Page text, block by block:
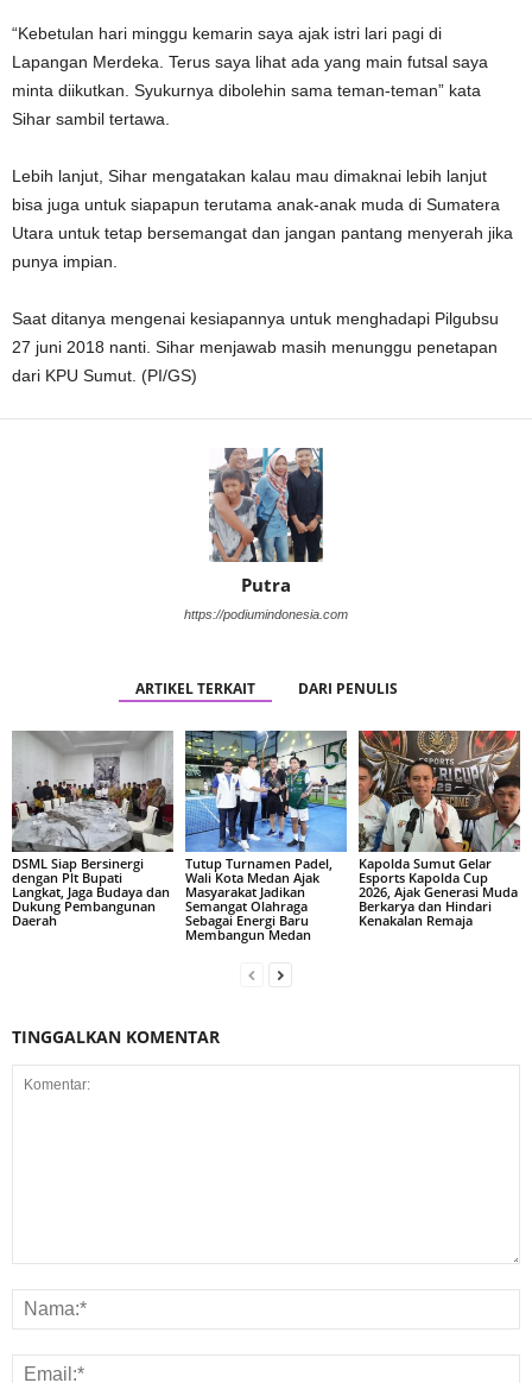
“Kebetulan hari minggu kemarin saya ajak istri lari pagi di
Lapangan Merdeka. Terus saya lihat ada yang main futsal saya
minta diikutkan. Syukurnya dibolehin sama teman-teman” kata
Sihar sambil tertawa.
Lebih lanjut, Sihar mengatakan kalau mau dimaknai lebih lanjut
bisa juga untuk siapapun terutama anak-anak muda di Sumatera
Utara untuk tetap bersemangat dan jangan pantang menyerah jika
punya impian.
Saat ditanya mengenai kesiapannya untuk menghadapi Pilgubsu
27 juni 2018 nanti. Sihar menjawab masih menunggu penetapan
dari KPU Sumut. (PI/GS)
Putra
https://podiumindonesia.com
ARTIKEL TERKAIT DARI PENULIS
DSML Siap Bersinergi
dengan Plt Bupati
Langkat, Jaga Budaya dan
Dukung Pembangunan
Daerah
Tutup Turnamen Padel,
Wali Kota Medan Ajak
Masyarakat Jadikan
Semangat Olahraga
Sebagai Energi Baru
Membangun Medan
Kapolda Sumut Gelar
Esports Kapolda Cup
2026, Ajak Generasi Muda
Berkarya dan Hindari
Kenakalan Remaja
TINGGALKAN KOMENTAR